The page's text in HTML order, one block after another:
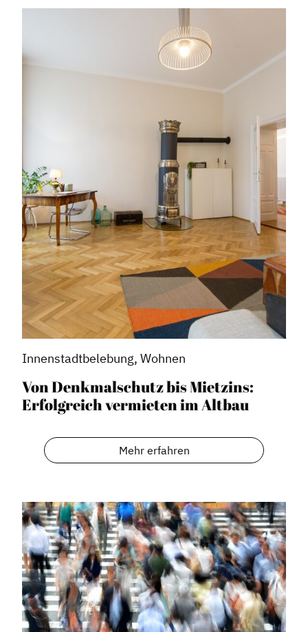
Service
Expertenwissen
Innenstadtbelebung, Wohnen
Von Denkmalschutz bis Mietzins:
Erfolgreich vermieten im Altbau
Mehr erfahren